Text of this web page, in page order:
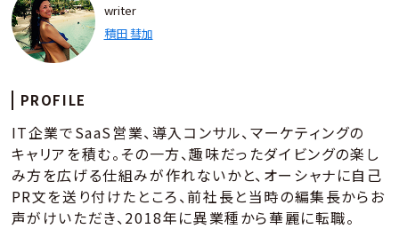
writer
積田 彗加
PROFILE
IT企業でSaaS営業、導入コンサル、マーケティングの
キャリアを積む。その一方、趣味だったダイビングの楽し
み方を広げる仕組みが作れないかと、オーシャナに自己
PR文を送り付けたところ、前社長と当時の編集長からお
声がけいただき、2018年に異業種から華麗に転職。